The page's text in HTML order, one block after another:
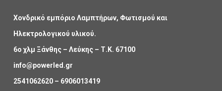
Χονδρικό εμπόριο Λαμπτήρων, Φωτισμού και
Ηλεκτρολογικού υλικού.
6ο χλμ Ξάνθης – Λεύκης – Τ.Κ. 67100
info@powerled.gr
2541062620– 6906013419